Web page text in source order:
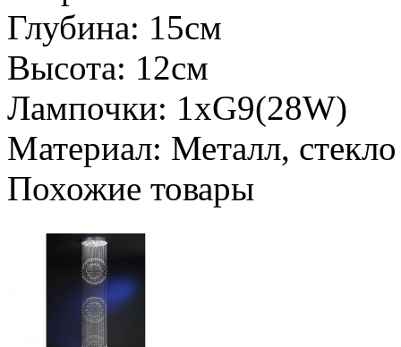
Глубина: 15см
Высота: 12см
Лампочки: 1хG9(28W)
Материал: Металл, стекло
Похожие товары